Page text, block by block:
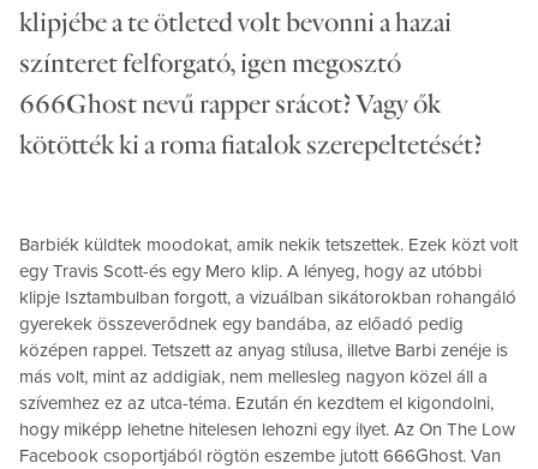
klipjébe a te ötleted volt bevonni a hazai
színteret felforgató, igen megosztó
666Ghost nevű rapper srácot? Vagy ők
kötötték ki a roma fiatalok szerepeltetését?
Barbiék küldtek moodokat, amik nekik tetszettek. Ezek közt volt
egy Travis Scott-és egy Mero klip. A lényeg, hogy az utóbbi
klipje Isztambulban forgott, a vizuálban sikátorokban rohangáló
gyerekek összeverődnek egy bandába, az előadó pedig
középen rappel. Tetszett az anyag stílusa, illetve Barbi zenéje is
más volt, mint az addigiak, nem mellesleg nagyon közel áll a
szívemhez ez az utca-téma. Ezután én kezdtem el kigondolni,
hogy miképp lehetne hitelesen lehozni egy ilyet. Az On The Low
Facebook csoportjából rögtön eszembe jutott 666Ghost. Van